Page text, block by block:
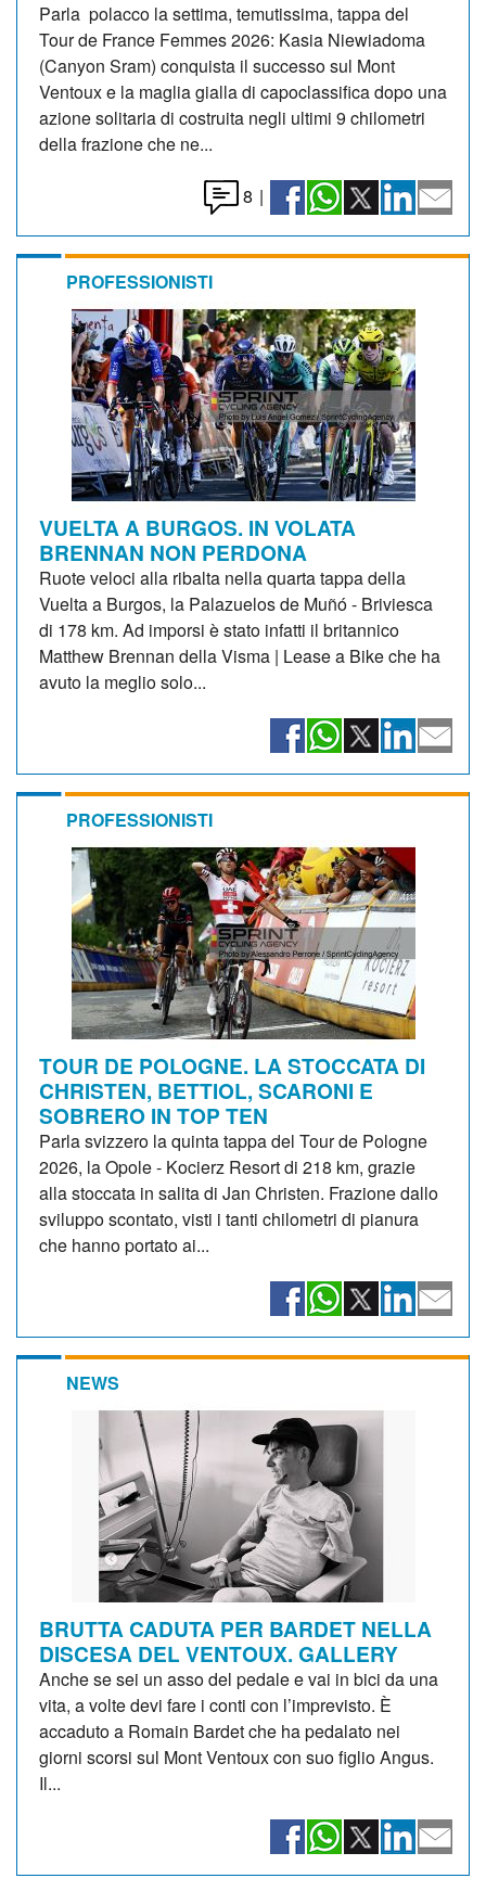
Parla polacco la settima, temutissima, tappa del
Tour de France Femmes 2026: Kasia Niewiadoma
(Canyon Sram) conquista il successo sul Mont
Ventoux e la maglia gialla di capoclassifica dopo una
azione solitaria di costruita negli ultimi 9 chilometri
della frazione che ne...
8 |
PROFESSIONISTI
VUELTA A BURGOS. IN VOLATA
BRENNAN NON PERDONA
Ruote veloci alla ribalta nella quarta tappa della
Vuelta a Burgos, la Palazuelos de Muñó - Briviesca
di 178 km. Ad imporsi è stato infatti il britannico
Matthew Brennan della Visma | Lease a Bike che ha
avuto la meglio solo...
PROFESSIONISTI
TOUR DE POLOGNE. LA STOCCATA DI
CHRISTEN, BETTIOL, SCARONI E
SOBRERO IN TOP TEN
Parla svizzero la quinta tappa del Tour de Pologne
2026, la Opole - Kocierz Resort di 218 km, grazie
alla stoccata in salita di Jan Christen. Frazione dallo
sviluppo scontato, visti i tanti chilometri di pianura
che hanno portato ai...
NEWS
BRUTTA CADUTA PER BARDET NELLA
DISCESA DEL VENTOUX. GALLERY
Anche se sei un asso del pedale e vai in bici da una
vita, a volte devi fare i conti con l’imprevisto. È
accaduto a Romain Bardet che ha pedalato nei
giorni scorsi sul Mont Ventoux con suo figlio Angus.
Il...